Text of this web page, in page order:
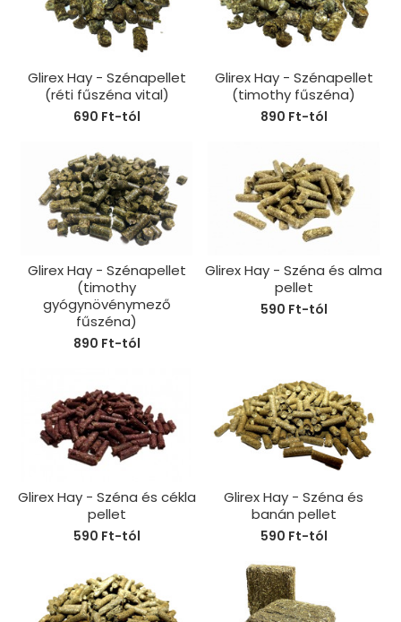
Glirex Hay - Szénapellet
(réti fűszéna vital)
690 Ft-tól
Glirex Hay - Szénapellet
(timothy fűszéna)
890 Ft-tól
Glirex Hay - Szénapellet
(timothy
gyógynövénymező
fűszéna)
890 Ft-tól
Glirex Hay - Széna és alma
pellet
590 Ft-tól
Glirex Hay - Széna és cékla
pellet
590 Ft-tól
Glirex Hay - Széna és
banán pellet
590 Ft-tól